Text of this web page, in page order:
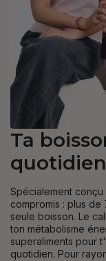
Ta
Spécialement
compromis : plus
seule boisson. Le
ton métabolisme
superaliments pour
quotidien. Pour